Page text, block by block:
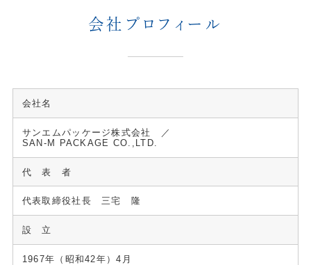
会社プロフィール
会社名
サンエムパッケージ株式会社 ／
SAN-M PACKAGE CO.,LTD.
代 表 者
代表取締役社長 三宅 隆
設 立
1967年（昭和42年）4月